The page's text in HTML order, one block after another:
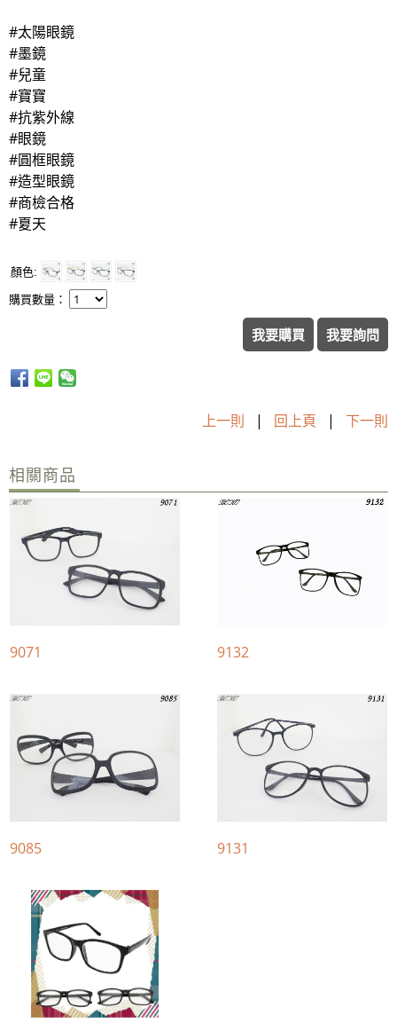
#太陽眼鏡
#墨鏡
#兒童
#寶寶
#抗紫外線
#眼鏡
#圓框眼鏡
#造型眼鏡
#商檢合格
#夏天
顏色
購買數量：
我要購買 我要詢問
上一則 | 回上頁 | 下一則
相關商品
9071 9132
9085 9131